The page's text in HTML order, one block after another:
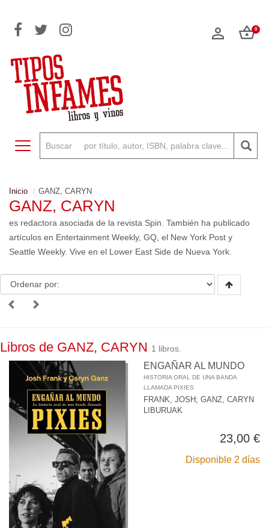
0
Toggle navigation
Inicio GANZ, CARYN
GANZ, CARYN
es redactora asociada de la revista Spin. También ha publicado
artículos en Entertainment Weekly, GQ, el New York Post y
Seattle Weekly. Vive en el Lower East Side de Nueva York.
Libros de GANZ, CARYN 1 libros.
ENGAÑAR AL MUNDO
HISTORIA ORAL DE UNA BANDA
LLAMADA PIXIES
FRANK, JOSH ; GANZ, CARYN
LIBURUAK
23,00 €
Disponible 2 días